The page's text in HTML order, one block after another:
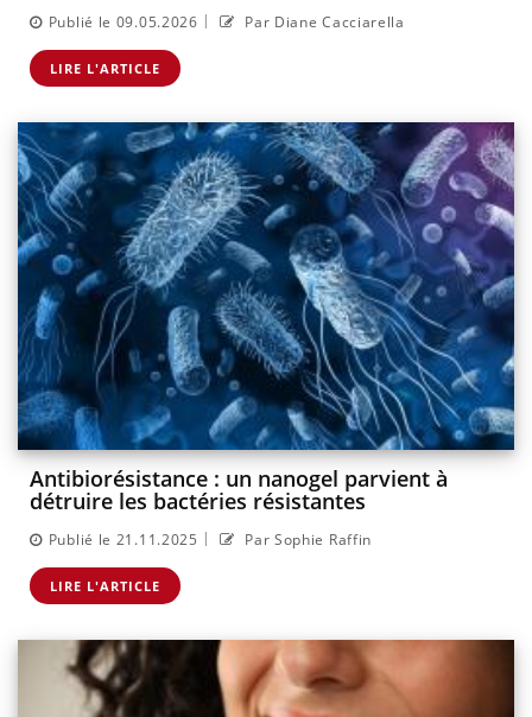
Publié le 09.05.2026 | Par Diane Cacciarella
LIRE L'ARTICLE
Antibiorésistance : un nanogel parvient à
détruire les bactéries résistantes
Publié le 21.11.2025 | Par Sophie Raffin
LIRE L'ARTICLE